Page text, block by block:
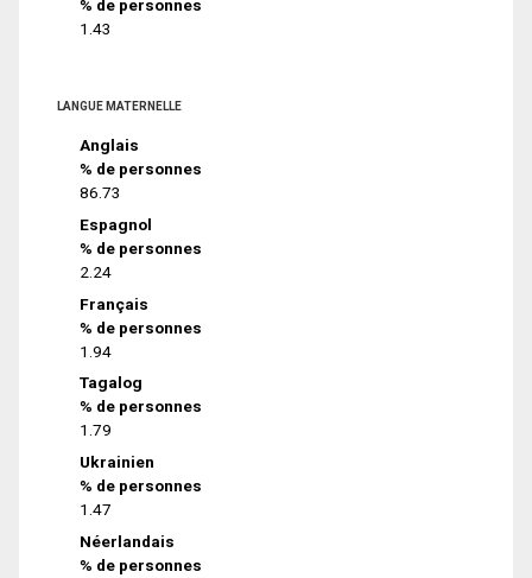
% de personnes
1.43
LANGUE MATERNELLE
Anglais
% de personnes
86.73
Espagnol
% de personnes
2.24
Français
% de personnes
1.94
Tagalog
% de personnes
1.79
Ukrainien
% de personnes
1.47
Néerlandais
% de personnes